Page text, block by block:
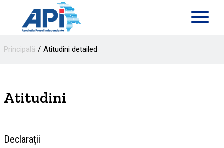
Principală Atitudini detailed
Atitudini
Declarații